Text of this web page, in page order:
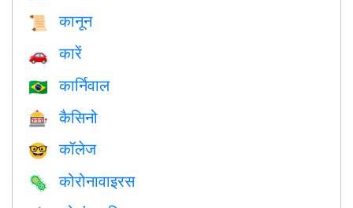
📜 कानून
🚗 कारें
🇧🇷 कार्निवाल
🎰 कैसिनो
🤓 कॉलेज
🦠 कोरोनावाइरस